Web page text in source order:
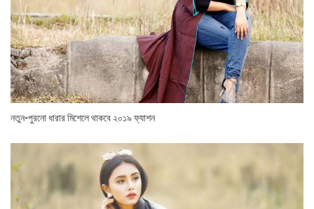
নতুন-পুরনো ধারার মিশেলে থাকবে ২০১৯ ফ্যাশন